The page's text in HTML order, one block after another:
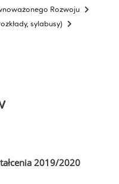
Rozwoju
sylabusy)
2019/2020